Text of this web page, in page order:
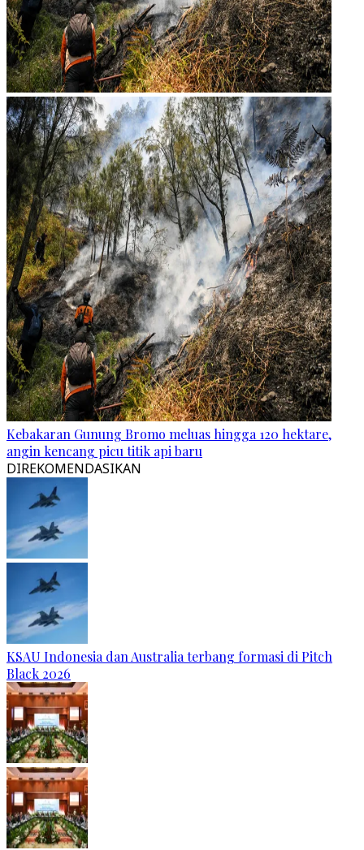
Kebakaran Gunung Bromo meluas hingga 120 hektare,
angin kencang picu titik api baru
DIREKOMENDASIKAN
KSAU Indonesia dan Australia terbang formasi di Pitch
Black 2026